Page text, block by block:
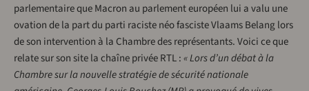
parlementaire que Macron au parlement européen lui a valu une
ovation de la part du parti raciste néo fasciste Vlaams Belang lors
de son intervention à la Chambre des représentants. Voici ce que
relate sur son site la chaîne privée RTL :« Lors d’un débat à la
Chambre sur la nouvelle stratégie de sécurité nationale